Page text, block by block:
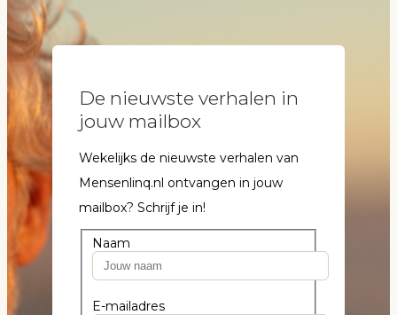
De nieuwste verhalen in
jouw mailbox
Wekelijks de nieuwste verhalen van
Mensenlinq.nl ontvangen in jouw
mailbox? Schrijf je in!
Naam
E-mailadres